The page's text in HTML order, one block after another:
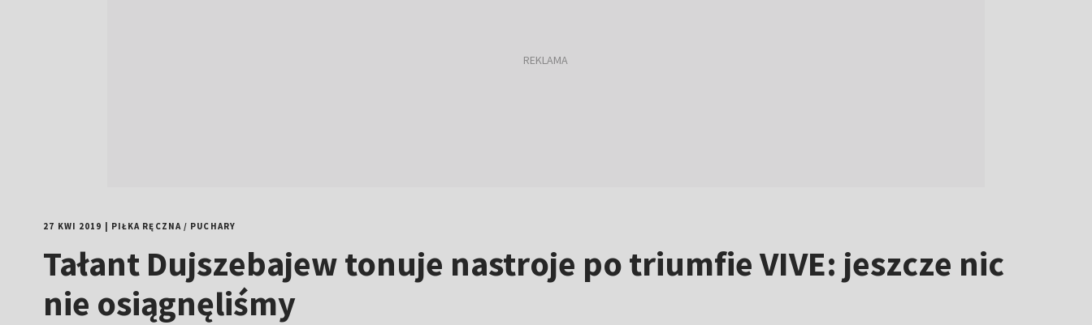
27 KWI 2019 PIŁKA RĘCZNA/ PUCHARY
Tałant Dujszebajew tonuje nastroje po triumfie VIVE: jeszcze nic
nie osiągnęliśmy